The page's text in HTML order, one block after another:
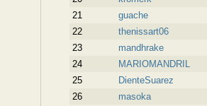
21
guache
22
thenissart06
23
mandhrake
24
MARIOMANDRIL
25
DienteSuarez
26
masoka